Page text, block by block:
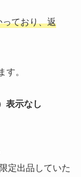
ており、返
す。
表示なし
定出品していた